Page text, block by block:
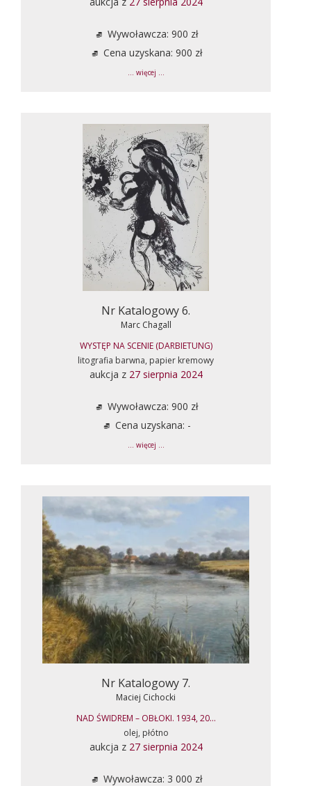
Wywoławcza: 900 zł
Cena uzyskana: 900 zł
... więcej ...
Nr Katalogowy 6.
Marc Chagall
WYSTĘP NA SCENIE (DARBIETUNG)
litografia barwna, papier kremowy
aukcja z 27 sierpnia 2024
Wywoławcza: 900 zł
Cena uzyskana: -
... więcej ...
Nr Katalogowy 7.
Maciej Cichocki
NAD ŚWIDREM – OBŁOKI. 1934, 20...
olej, płótno
aukcja z 27 sierpnia 2024
Wywoławcza: 3 000 zł